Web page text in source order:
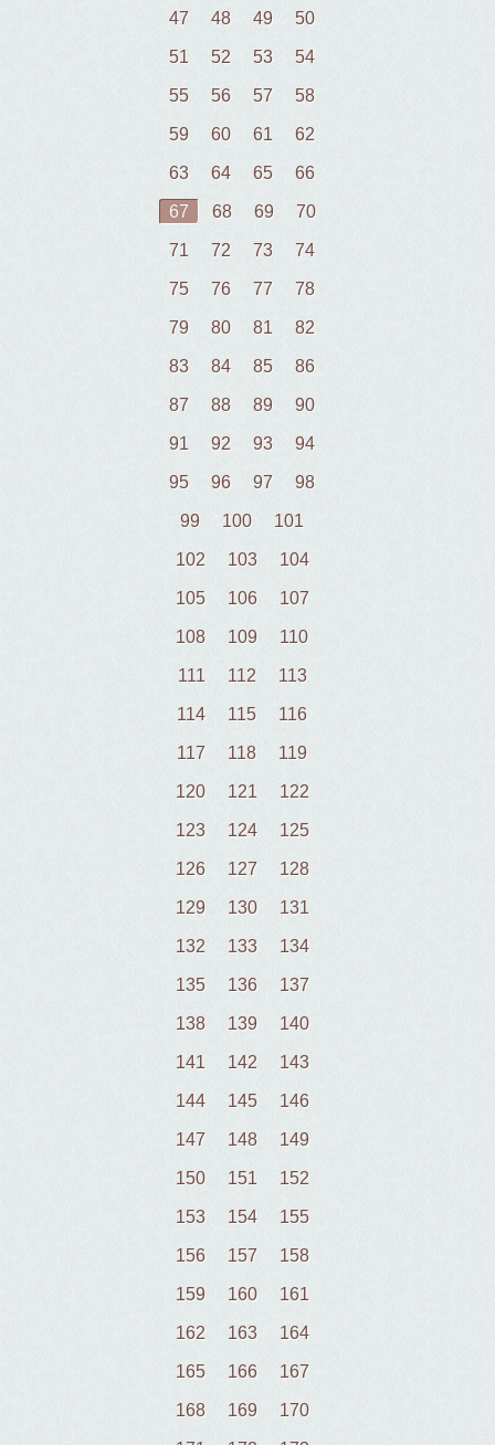
47 48 49 50
51 52 53 54
55 56 57 58
59 60 61 62
63 64 65 66
67 68 69 70
71 72 73 74
75 76 77 78
79 80 81 82
83 84 85 86
87 88 89 90
91 92 93 94
95 96 97 98
99 100 101
102 103 104
105 106 107
108 109 110
111 112 113
114 115 116
117 118 119
120 121 122
123 124 125
126 127 128
129 130 131
132 133 134
135 136 137
138 139 140
141 142 143
144 145 146
147 148 149
150 151 152
153 154 155
156 157 158
159 160 161
162 163 164
165 166 167
168 169 170